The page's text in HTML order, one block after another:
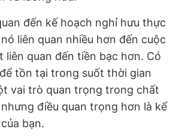
đến kế hoạch nghỉ hưu thực
liên quan nhiều hơn đến cuộc
liên quan đến tiền bạc hơn. Có
tồn tại trong suốt thời gian
vai trò quan trọng trong chất
điều quan trọng hơn là kế
bạn.